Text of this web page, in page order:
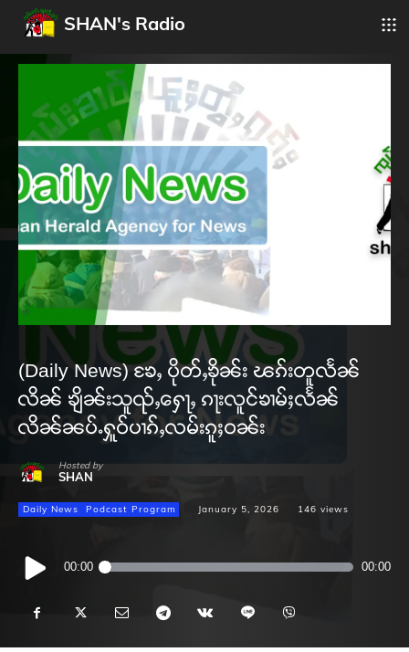
SHAN's Radio
(Daily News) ၶႄႇ ပိုတ်ႇၶိုၼ်း ၽၵ်းတူလႅၼ်
လိၼ် ၶျိၼ်းသူၺ်ႇႁေႃႇ ၵႃးလူင်ၶၢမ်ႈလႅၼ်
လိၼ်ၼပ်ႉႁူဝ်ပၢၵ်ႇလမ်းၵူႈဝၼ်း
Hosted by
SHAN
Daily News Podcast Program January 5, 2026 146 views
Audio
Player
00:00 00:00